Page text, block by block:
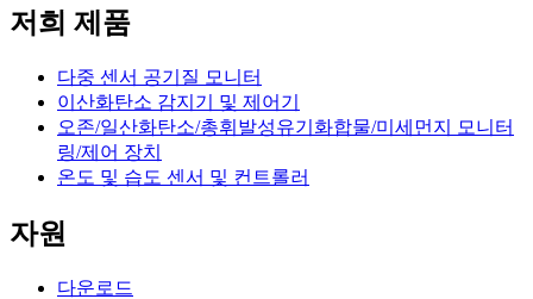
저희 제품
다중 센서 공기질 모니터
이산화탄소 감지기 및 제어기
오존/일산화탄소/총휘발성유기화합물/미세먼지 모니터
링/제어 장치
온도 및 습도 센서 및 컨트롤러
자원
다운로드